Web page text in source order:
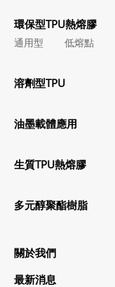
環保型TPU熱熔膠
通用型 低熔點
溶劑型TPU
油墨載體應用
生質TPU熱熔膠
多元醇聚酯樹脂
關於我們
最新消息